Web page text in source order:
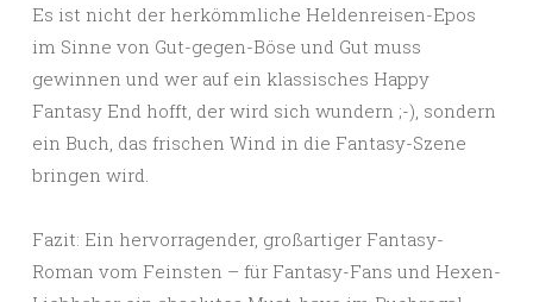
Es ist nicht der herkömmliche Heldenreisen-Epos
im Sinne von Gut-gegen-Böse und Gut muss
gewinnen und wer auf ein klassisches Happy
Fantasy End hofft, der wird sich wundern ;-), sondern
ein Buch, das frischen Wind in die Fantasy-Szene
bringen wird.
Fazit: Ein hervorragender, großartiger Fantasy-
Roman vom Feinsten – für Fantasy-Fans und Hexen-